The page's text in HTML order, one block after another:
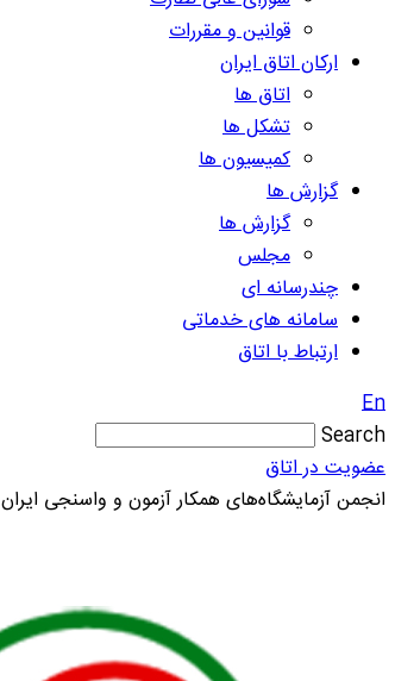
قوانین و مقررات
ارکان اتاق ایران
اتاق ها
تشکل ها
کمیسیون ها
گزارش ها
گزارش ها
مجلس
چندرسانه ای
سامانه های خدماتی
ارتباط با اتاق
En
Search
عضویت در اتاق
انجمن آزمایشگاه‌های همکار آزمون و واسنجی ایران